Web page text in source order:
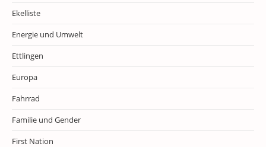
Ekelliste
Energie und Umwelt
Ettlingen
Europa
Fahrrad
Familie und Gender
First Nation